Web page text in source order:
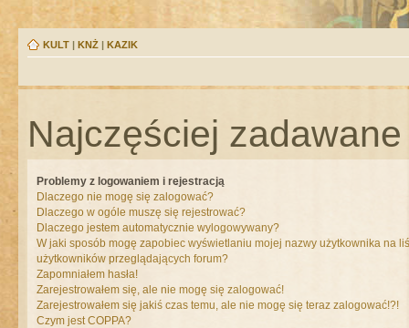
KULT | KNŻ | KAZIK
Najczęściej
Problemy z logowaniem i rejestracją
Dlaczego nie mogę się zalogować?
Dlaczego w ogóle muszę się rejestrować?
Dlaczego jestem automatycznie wylogowywany?
W jaki sposób mogę zapobiec wyświetlaniu mojej nazwy użytkownika na
użytkowników przeglądających forum?
Zapomniałem hasła!
Zarejestrowałem się, ale nie mogę się zalogować!
Zarejestrowałem się jakiś czas temu, ale nie mogę się teraz zalogować!?!
Czym jest COPPA?